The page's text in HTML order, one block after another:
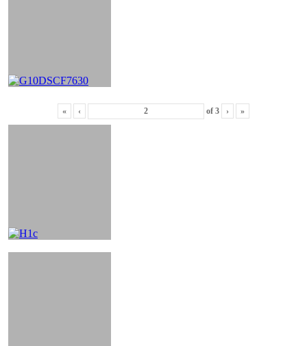
« ‹ of 3 › »